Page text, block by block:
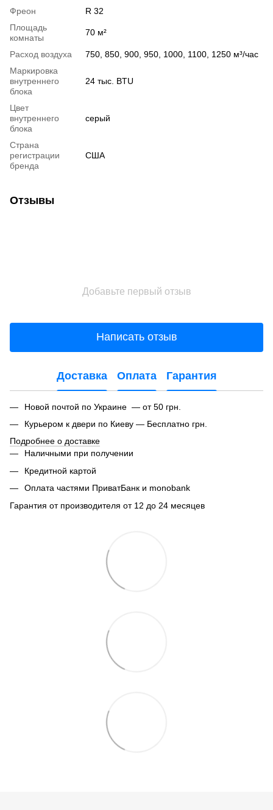
Фреон
R 32
Площадь
комнаты
70 м²
Расход воздуха
750, 850, 900, 950, 1000, 1100, 1250 м³/час
Маркировка
внутреннего
блока
24 тыс. BTU
Цвет
внутреннего
блока
серый
Страна
регистрации
бренда
США
Отзывы
Добавьте первый отзыв
Написать отзыв
Доставка Оплата Гарантия
Новой почтой по Украине — от 50 грн.
Курьером к двери по Киеву — Бесплатно грн.
Подробнее о доставке
Наличными при получении
Кредитной картой
Оплата частями ПриватБанк и monobank
Гарантия от производителя от 12 до 24 месяцев